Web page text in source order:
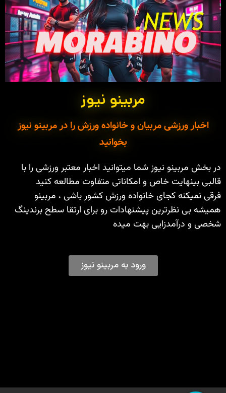
مربینو نیوز
اخبار ورزشی مربیان و خانواده ورزش را در مربینو نیوز
بخوانید
در بخش مربینو نیوز شما میتوانید اخبار معتبر ورزشی را با
قالبی بینهایت خاص و امکاناتی متفاوت مطالعه کنید
فرقی نمیکنه کجای خانواده ورزش کشور باشی ، مربینو
همیشه بی نظرترین پیشنهادات رو برای ارتقا سطح برندینگ
شخصی و درآمدزایی بهت میده
ورود به مربینو نیوز